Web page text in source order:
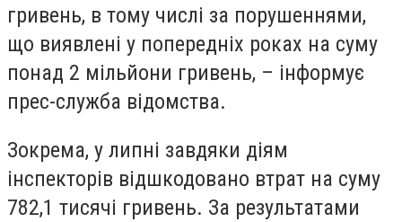
гривень, в тому числі за порушеннями,
що виявлені у попередніх роках на суму
понад 2 мільйони гривень, – інформує
прес-служба відомства.
Зокрема, у липні завдяки діям
інспекторів відшкодовано втрат на суму
782,1 тисячі гривень. За результатами